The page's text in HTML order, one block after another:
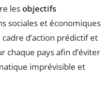
lesobjectifs
sociales et économiques
d’action prédictif et
chaque pays afin d’éviter
imprévisible et